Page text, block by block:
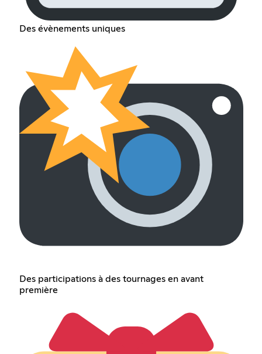
Des évènements uniques
Des participations à des tournages en avant
première